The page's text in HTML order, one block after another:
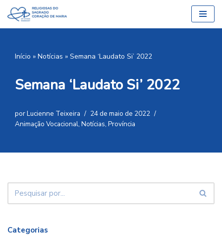
Pular
Início » Notícias » Semana ‘Laudato Si’ 2022
Semana ‘Laudato Si’ 2022
porLucienne Teixeira
24 de maio de 2022
Animação Vocacional, Notícias, Província
Categorias